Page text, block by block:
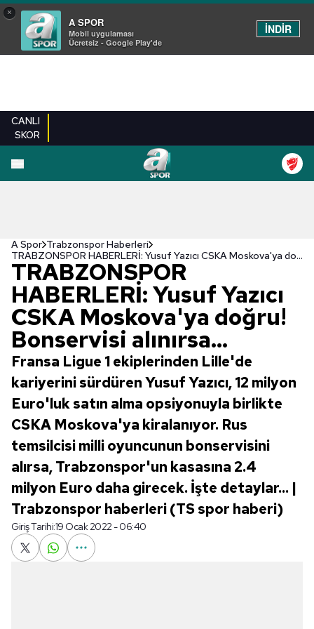
×
A SPOR
Mobil uygulaması
Ücretsiz - Google Play'de
İNDİR
CANLI
SKOR
A Spor Trabzonspor Haberleri
TRABZONSPOR HABERLERİ: Yusuf Yazıcı CSKA Moskova'ya doğru! Bonservisi alınırsa...
TRABZONSPOR
HABERLERİ: Yusuf Yazıcı
CSKA Moskova'ya doğru!
Bonservisi alınırsa...
Fransa Ligue 1 ekiplerinden Lille'de
kariyerini sürdüren Yusuf Yazıcı, 12 milyon
Euro'luk satın alma opsiyonuyla birlikte
CSKA Moskova'ya kiralanıyor. Rus
temsilcisi milli oyuncunun bonservisini
alırsa, Trabzonspor'un kasasına 2.4
milyon Euro daha girecek. İşte detaylar... |
Trabzonspor haberleri (TS spor haberi)
Giriş Tarihi:19 Ocak 2022 - 06:40